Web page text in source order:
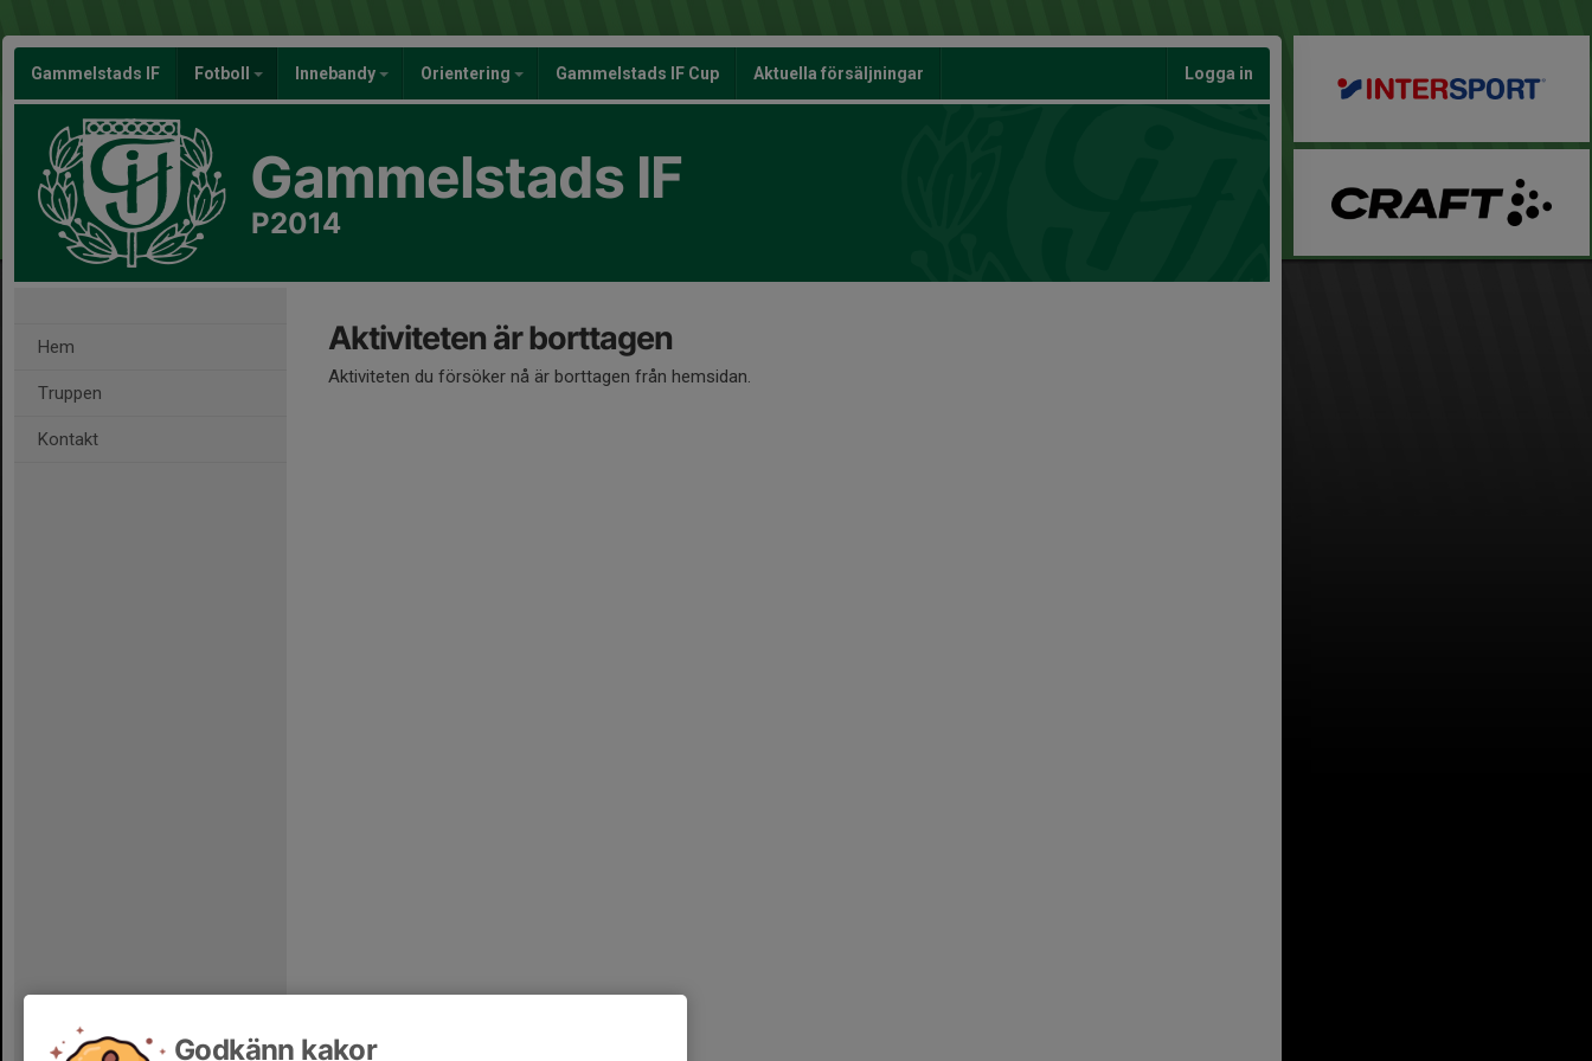
Gammelstads IF Fotboll Innebandy Orientering Gammelstads IF Cup Aktuella försäljningar Logga in
Gammelstads IF
P2014
Hem
Truppen
Kontakt
Aktiviteten är borttagen
Aktiviteten du försöker nå är borttagen från hemsidan.
Godkänn kakor